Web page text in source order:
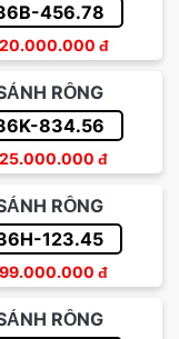
456.78
đ
RỒNG
834.56
đ
RỒNG
123.45
đ
RỒNG